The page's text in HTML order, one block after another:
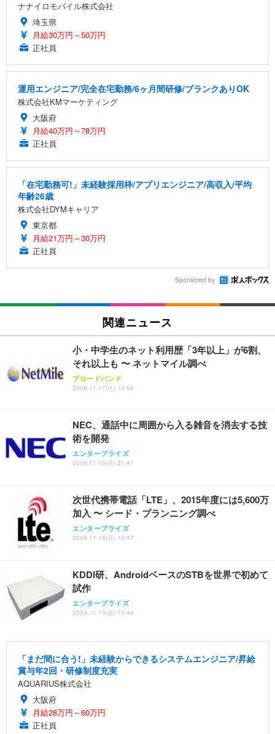
ナナイロモバイル株式会社
埼玉県
月給30万円～50万円
正社員
運用エンジニア/完全在宅勤務/6ヶ月間研修/ブランクありOK
株式会社KMマーケティング
大阪府
月給40万円～78万円
正社員
「在宅勤務可!」未経験採用枠/アプリエンジニア/高収入/平均
年齢26歳
株式会社DYMキャリア
東京都
月給21万円～30万円
正社員
Sponsored by
関連ニュース
小・中学生のネット利用歴「3年以上」が6割、
それ以上も 〜 ネットマイル調べ
ブロードバンド
2009.11.17(火) 13:54
NEC、通話中に周囲から入る雑音を消去する技
術を開発
エンタープライズ
2009.11.16(月) 21:41
次世代携帯電話「LTE」、2015年度には5,600万
加入 〜 シード・プランニング調べ
エンタープライズ
2009.11.16(月) 10:47
KDDI研、AndroidベースのSTBを世界で初めて
試作
エンタープライズ
2009.11.13(金) 15:44
「まだ間に合う!」未経験からできるシステムエンジニア/昇給
賞与年2回・研修制度充実
AQUARIUS株式会社
大阪府
月給28万円～60万円
正社員